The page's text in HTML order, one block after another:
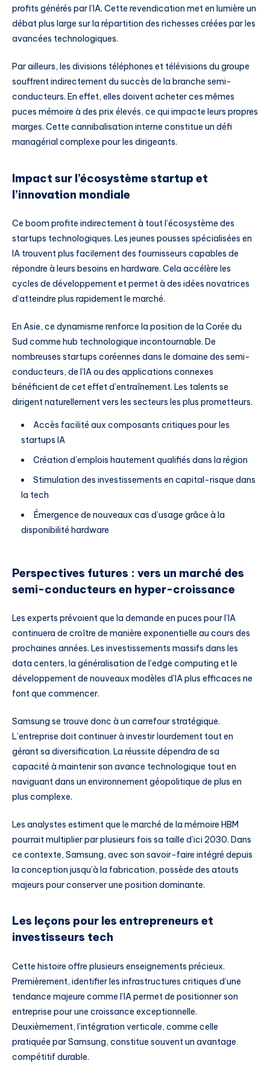
profits générés par l’IA. Cette revendication met en lumière un
débat plus large sur la répartition des richesses créées par les
avancées technologiques.
Par ailleurs, les divisions téléphones et télévisions du groupe
souffrent indirectement du succès de la branche semi-
conducteurs. En effet, elles doivent acheter ces mêmes
puces mémoire à des prix élevés, ce qui impacte leurs propres
marges. Cette cannibalisation interne constitue un défi
managérial complexe pour les dirigeants.
Impact sur l’écosystème startup et
l’innovation mondiale
Ce boom profite indirectement à tout l’écosystème des
startups technologiques. Les jeunes pousses spécialisées en
IA trouvent plus facilement des fournisseurs capables de
répondre à leurs besoins en hardware. Cela accélère les
cycles de développement et permet à des idées novatrices
d’atteindre plus rapidement le marché.
En Asie, ce dynamisme renforce la position de la Corée du
Sud comme hub technologique incontournable. De
nombreuses startups coréennes dans le domaine des semi-
conducteurs, de l’IA ou des applications connexes
bénéficient de cet effet d’entraînement. Les talents se
dirigent naturellement vers les secteurs les plus prometteurs.
Accès facilité aux composants critiques pour les
startups IA
Création d’emplois hautement qualifiés dans la région
Stimulation des investissements en capital-risque dans
la tech
Émergence de nouveaux cas d’usage grâce à la
disponibilité hardware
Perspectives futures : vers un marché des
semi-conducteurs en hyper-croissance
Les experts prévoient que la demande en puces pour l’IA
continuera de croître de manière exponentielle au cours des
prochaines années. Les investissements massifs dans les
data centers, la généralisation de l’edge computing et le
développement de nouveaux modèles d’IA plus efficaces ne
font que commencer.
Samsung se trouve donc à un carrefour stratégique.
L’entreprise doit continuer à investir lourdement tout en
gérant sa diversification. La réussite dépendra de sa
capacité à maintenir son avance technologique tout en
naviguant dans un environnement géopolitique de plus en
plus complexe.
Les analystes estiment que le marché de la mémoire HBM
pourrait multiplier par plusieurs fois sa taille d’ici 2030. Dans
ce contexte, Samsung, avec son savoir-faire intégré depuis
la conception jusqu’à la fabrication, possède des atouts
majeurs pour conserver une position dominante.
Les leçons pour les entrepreneurs et
investisseurs tech
Cette histoire offre plusieurs enseignements précieux.
Premièrement, identifier les infrastructures critiques d’une
tendance majeure comme l’IA permet de positionner son
entreprise pour une croissance exceptionnelle.
Deuxièmement, l’intégration verticale, comme celle
pratiquée par Samsung, constitue souvent un avantage
compétitif durable.